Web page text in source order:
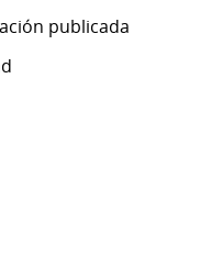
publicada